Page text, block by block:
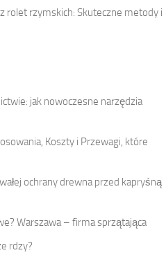
rolet rzymskich: Skuteczne metody i
jak nowoczesne narzędzia
Koszty i Przewagi, które
ochrany drewna przed kapryśną
Warszawa – firma sprzątająca
rdzy?